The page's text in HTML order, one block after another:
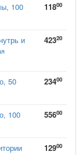
100
11800
и
42320
50
23400
100
55600
12900